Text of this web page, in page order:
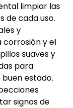
limpiar las
de cada uso.
y
corrosión y el
suaves y
para
estado.
signos de